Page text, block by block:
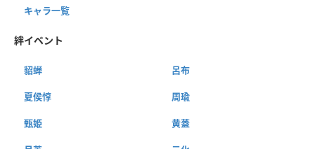
キャラ一覧
絆イベント
貂蝉 呂布
夏侯惇 周瑜
甄姫 黄蓋